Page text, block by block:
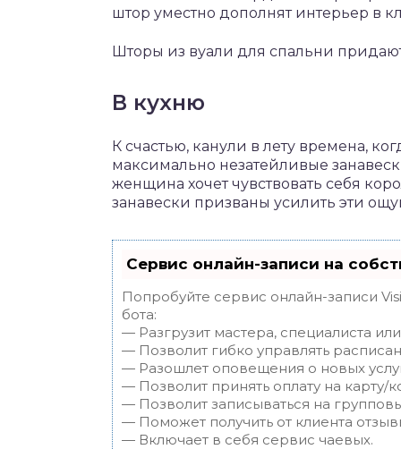
штор уместно дополнят интерьер в
Шторы из вуали для спальни
В кухню
К счастью, канули в лету времена,
максимально незатейливые
женщина хочет чувствовать себя
занавески призваны усилить эти
Сервис онлайн-записи на
Попробуйте сервис онлайн-записи
бота:
— Разгрузит мастера, специалиста
— Позволит гибко управлять
— Разошлет оповещения о новых
— Позволит принять оплату на карту/
— Позволит записываться на
— Поможет получить от клиента
— Включает в себя сервис чаевых.